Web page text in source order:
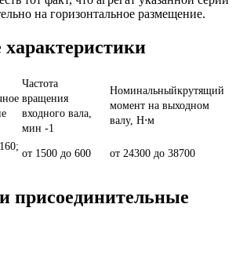
на горизонтальное размещение.
Частота
вращения
входного вала,
мин -1
Номинальныйкрутящий
момент на выходном
валу, Н⋅м
от 1500 до 600 от 24300 до 38700
присоединительные